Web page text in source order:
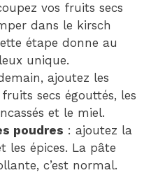
vos fruits secs
dans le kirsch
étape donne au
unique.
ajoutez les
secs égouttés, les
et le miel.
poudres : ajoutez la
les épices. La pâte
c’est normal.